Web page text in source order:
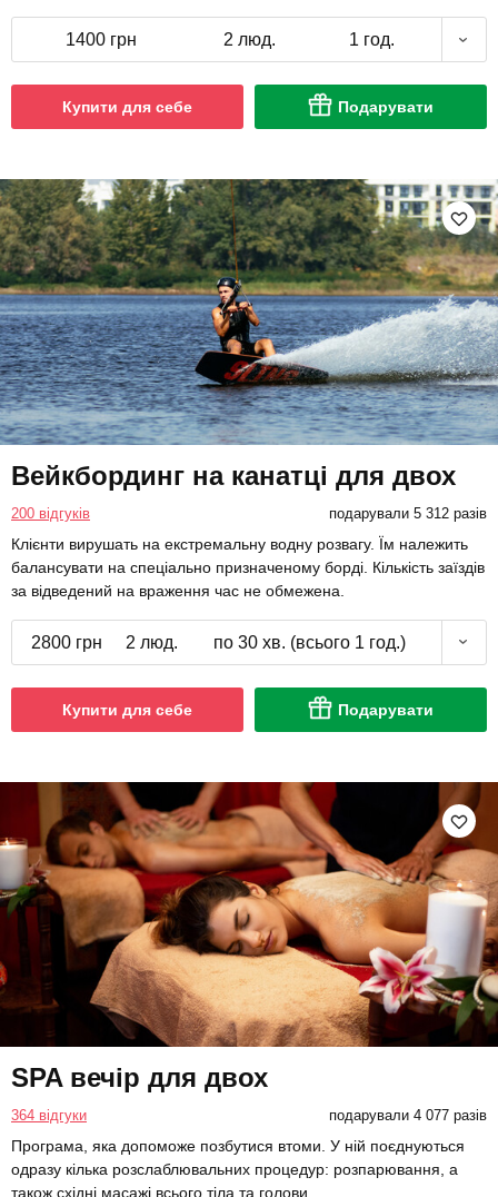
1400 грн 2 люд. 1 год.
Купити для себе Подарувати
Вейкбординг на канатці для двох
200 відгуків подарували 5 312 разів
Клієнти вирушать на екстремальну водну розвагу. Їм належить
балансувати на спеціально призначеному борді. Кількість заїздів
за відведений на враження час не обмежена.
2800 грн 2 люд. по 30 хв. (всього 1 год.)
Купити для себе Подарувати
SPA вечір для двох
364 відгуки подарували 4 077 разів
Програма, яка допоможе позбутися втоми. У ній поєднуються
одразу кілька розслаблювальних процедур: розпарювання, а
також східні масажі всього тіла та голови.